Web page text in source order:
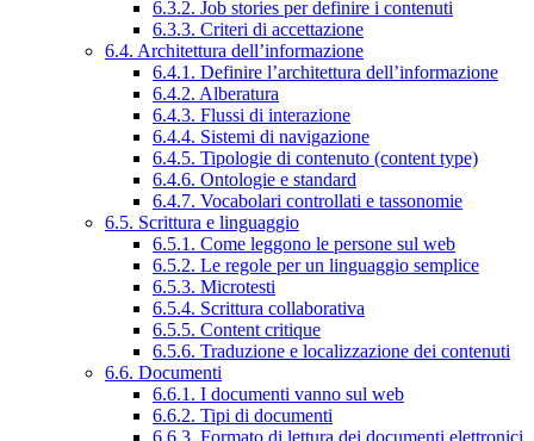
6.3.2. Job stories per definire i contenuti
6.3.3. Criteri di accettazione
6.4. Architettura dell’informazione
6.4.1. Definire l’architettura dell’informazione
6.4.2. Alberatura
6.4.3. Flussi di interazione
6.4.4. Sistemi di navigazione
6.4.5. Tipologie di contenuto (content type)
6.4.6. Ontologie e standard
6.4.7. Vocabolari controllati e tassonomie
6.5. Scrittura e linguaggio
6.5.1. Come leggono le persone sul web
6.5.2. Le regole per un linguaggio semplice
6.5.3. Microtesti
6.5.4. Scrittura collaborativa
6.5.5. Content critique
6.5.6. Traduzione e localizzazione dei contenuti
6.6. Documenti
6.6.1. I documenti vanno sul web
6.6.2. Tipi di documenti
6.6.3. Formato di lettura dei documenti elettronici